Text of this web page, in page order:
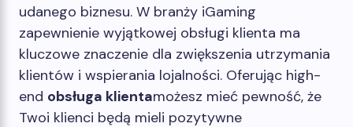
udanego biznesu. W branży iGaming
zapewnienie wyjątkowej obsługi klienta ma
kluczowe znaczenie dla zwiększenia utrzymania
klientów i wspierania lojalności. Oferując high-
end obsługa klientamożesz mieć pewność, że
Twoi klienci będą mieli pozytywne